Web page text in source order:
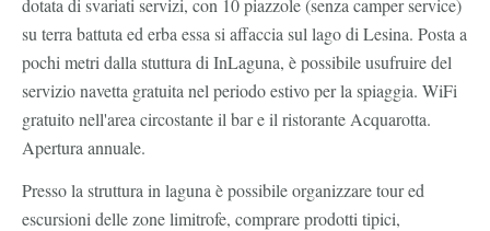
dotata di svariati servizi, con 10 piazzole (senza camper service)
su terra battuta ed erba essa si affaccia sul lago di Lesina. Posta a
pochi metri dalla stuttura di InLaguna, è possibile usufruire del
servizio navetta gratuita nel periodo estivo per la spiaggia. WiFi
gratuito nell'area circostante il bar e il ristorante Acquarotta.
Apertura annuale.
Presso la struttura in laguna è possibile organizzare tour ed
escursioni delle zone limitrofe, comprare prodotti tipici,